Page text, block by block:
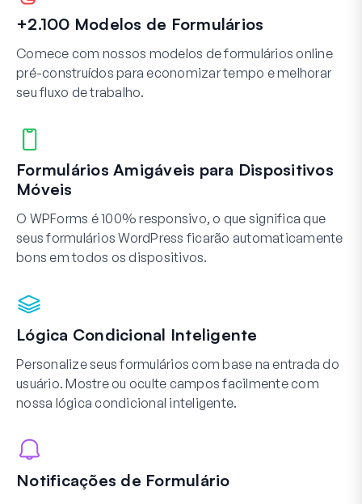
+2.100 Modelos de Formulários
Comece com nossos modelos de formulários online
pré-construídos para economizar tempo e melhorar
seu fluxo de trabalho.
Formulários Amigáveis para Dispositivos
Móveis
O WPForms é 100% responsivo, o que significa que
seus formulários WordPress ficarão automaticamente
bons em todos os dispositivos.
Lógica Condicional Inteligente
Personalize seus formulários com base na entrada do
usuário. Mostre ou oculte campos facilmente com
nossa lógica condicional inteligente.
Notificações de Formulário